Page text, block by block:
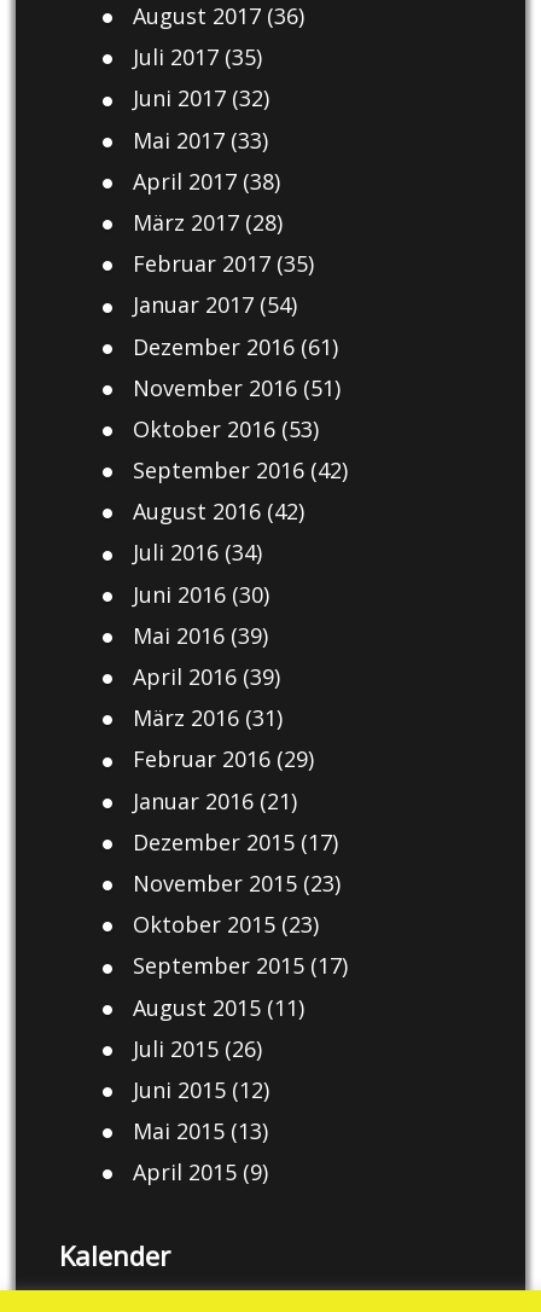
August 2017(36)
Juli 2017(35)
Juni 2017(32)
Mai 2017(33)
April 2017(38)
März 2017(28)
Februar 2017(35)
Januar 2017(54)
Dezember 2016(61)
November 2016(51)
Oktober 2016(53)
September 2016(42)
August 2016(42)
Juli 2016(34)
Juni 2016(30)
Mai 2016(39)
April 2016(39)
März 2016(31)
Februar 2016(29)
Januar 2016(21)
Dezember 2015(17)
November 2015(23)
Oktober 2015(23)
September 2015(17)
August 2015(11)
Juli 2015(26)
Juni 2015(12)
Mai 2015(13)
April 2015(9)
Kalender